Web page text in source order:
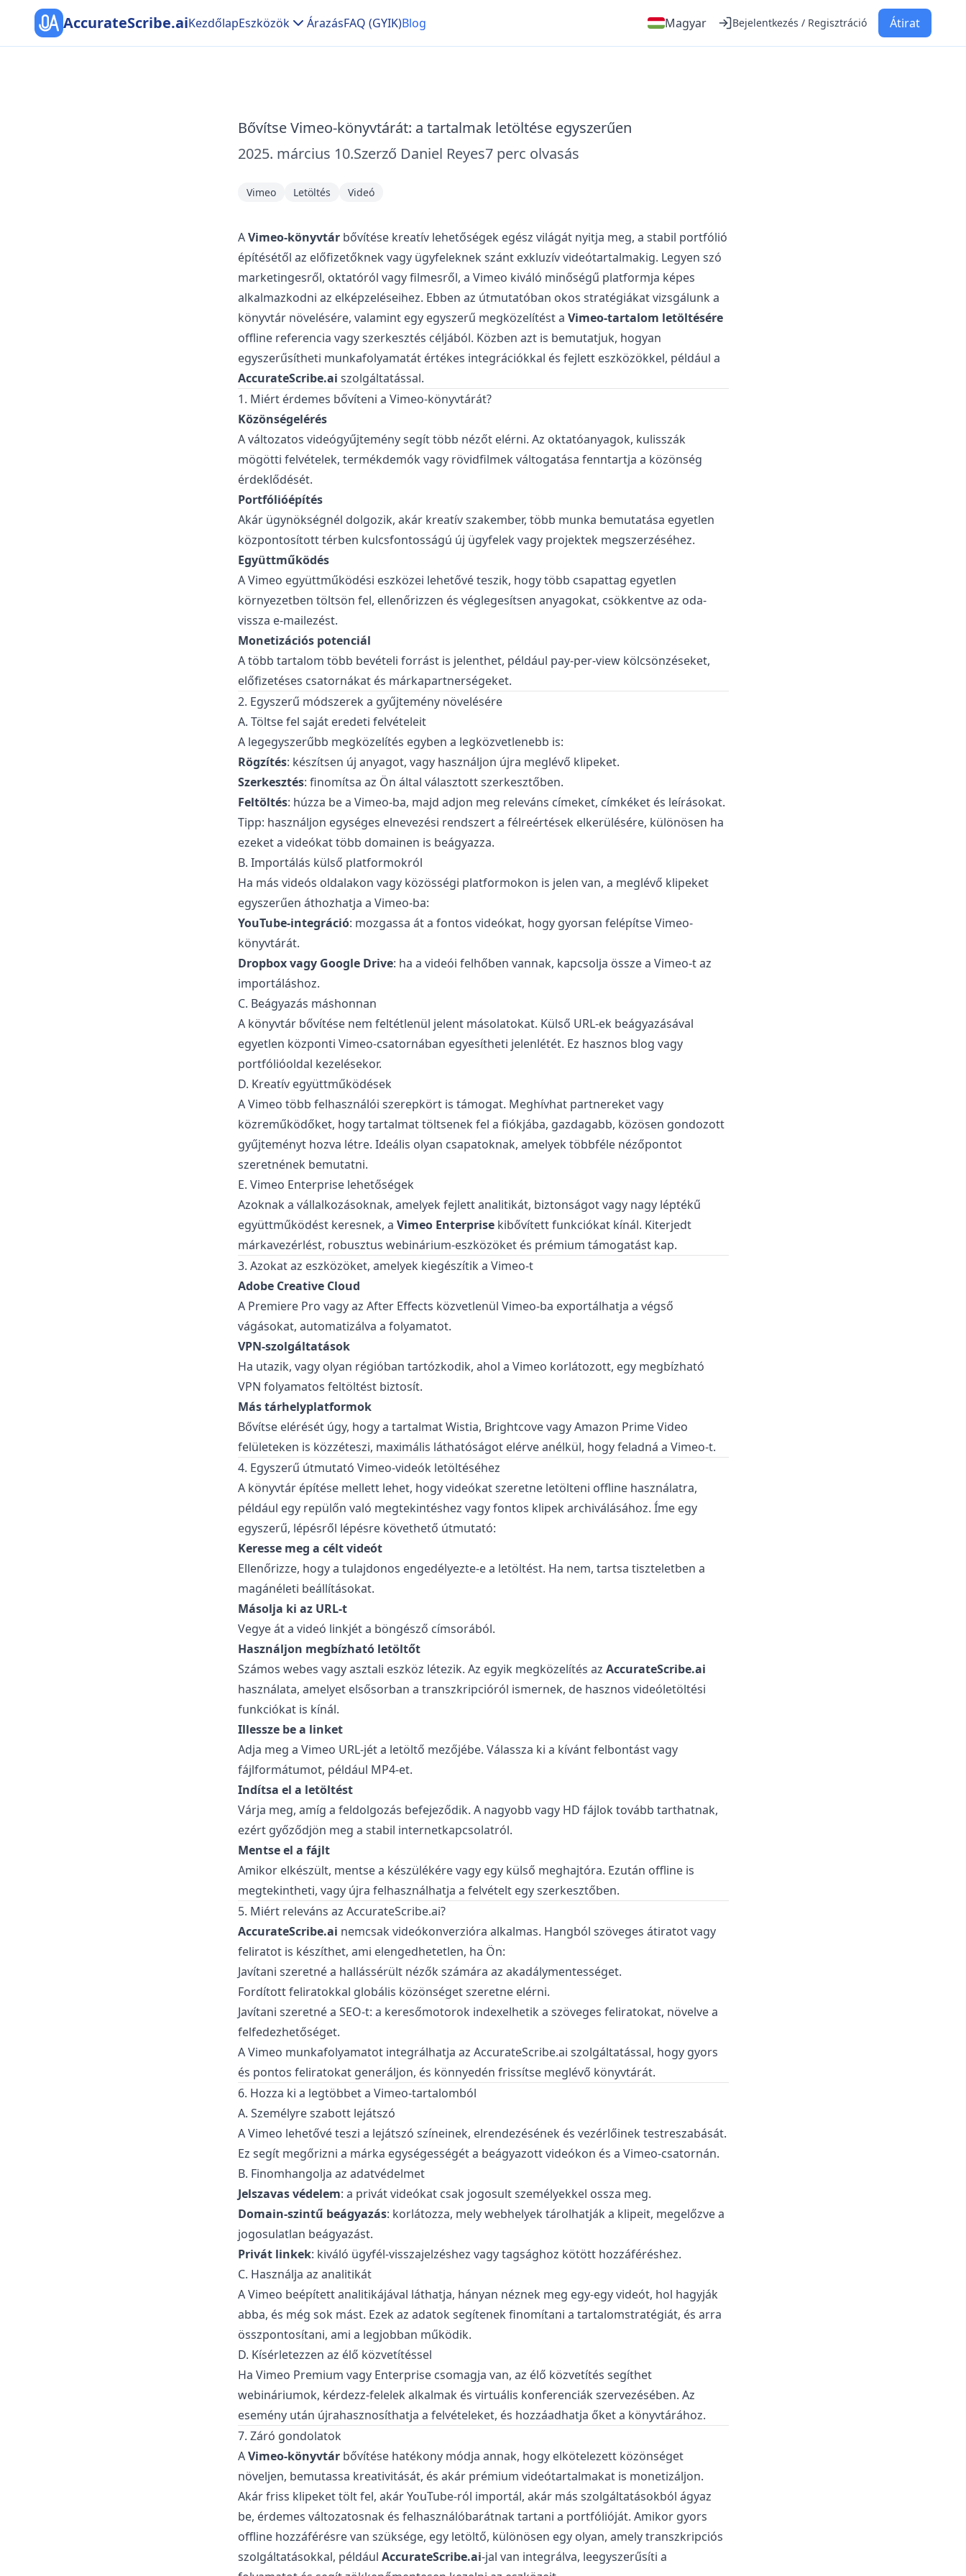
AccurateScribe.aiKezdőlapEszközök ÁrazásFAQ (GYIK)Blog Magyar Bejelentkezés / Regisztráció Átirat
Bővítse Vimeo-könyvtárát: a tartalmak letöltése egyszerűen
2025. március 10.Szerző Daniel Reyes7 perc olvasás
Vimeo Letöltés Videó
AVimeo-könyvtárbővítése kreatív lehetőségek egész világát nyitja meg, a stabil portfólió
építésétől az előfizetőknek vagy ügyfeleknek szánt exkluzív videótartalmakig. Legyen szó
marketingesről, oktatóról vagy filmesről, a Vimeo kiváló minőségű platformja képes
alkalmazkodni az elképzeléseihez. Ebben az útmutatóban okos stratégiákat vizsgálunk a
könyvtár növelésére, valamint egy egyszerű megközelítést a Vimeo-tartalom letöltésére
offline referencia vagy szerkesztés céljából. Közben azt is bemutatjuk, hogyan
egyszerűsítheti munkafolyamatát értékes integrációkkal és fejlett eszközökkel, például a
AccurateScribe.ai szolgáltatással.
1. Miért érdemes bővíteni a Vimeo-könyvtárát?
Közönségelérés
A változatos videógyűjtemény segít több nézőt elérni. Az oktatóanyagok, kulisszák
mögötti felvételek, termékdemók vagy rövidfilmek váltogatása fenntartja a közönség
érdeklődését.
Portfólióépítés
Akár ügynökségnél dolgozik, akár kreatív szakember, több munka bemutatása egyetlen
központosított térben kulcsfontosságú új ügyfelek vagy projektek megszerzéséhez.
Együttműködés
A Vimeo együttműködési eszközei lehetővé teszik, hogy több csapattag egyetlen
környezetben töltsön fel, ellenőrizzen és véglegesítsen anyagokat, csökkentve az oda-
vissza e-mailezést.
Monetizációs potenciál
A több tartalom több bevételi forrást is jelenthet, például pay-per-view kölcsönzéseket,
előfizetéses csatornákat és márkapartnerségeket.
2. Egyszerű módszerek a gyűjtemény növelésére
A. Töltse fel saját eredeti felvételeit
A legegyszerűbb megközelítés egyben a legközvetlenebb is:
Rögzítés: készítsen új anyagot, vagy használjon újra meglévő klipeket.
Szerkesztés: finomítsa az Ön által választott szerkesztőben.
Feltöltés: húzza be a Vimeo-ba, majd adjon meg releváns címeket, címkéket és leírásokat.
Tipp: használjon egységes elnevezési rendszert a félreértések elkerülésére, különösen ha
ezeket a videókat több domainen is beágyazza.
B. Importálás külső platformokról
Ha más videós oldalakon vagy közösségi platformokon is jelen van, a meglévő klipeket
egyszerűen áthozhatja a Vimeo-ba:
YouTube-integráció: mozgassa át a fontos videókat, hogy gyorsan felépítse Vimeo-
könyvtárát.
Dropbox vagy Google Drive: ha a videói felhőben vannak, kapcsolja össze a Vimeo-t az
importáláshoz.
C. Beágyazás máshonnan
A könyvtár bővítése nem feltétlenül jelent másolatokat. Külső URL-ek beágyazásával
egyetlen központi Vimeo-csatornában egyesítheti jelenlétét. Ez hasznos blog vagy
portfólióoldal kezelésekor.
D. Kreatív együttműködések
A Vimeo több felhasználói szerepkört is támogat. Meghívhat partnereket vagy
közreműködőket, hogy tartalmat töltsenek fel a fiókjába, gazdagabb, közösen gondozott
gyűjteményt hozva létre. Ideális olyan csapatoknak, amelyek többféle nézőpontot
szeretnének bemutatni.
E. Vimeo Enterprise lehetőségek
Azoknak a vállalkozásoknak, amelyek fejlett analitikát, biztonságot vagy nagy léptékű
együttműködést keresnek, a Vimeo Enterprisekibővített funkciókat kínál. Kiterjedt
márkavezérlést, robusztus webinárium-eszközöket és prémium támogatást kap.
3. Azokat az eszközöket, amelyek kiegészítik a Vimeo-t
Adobe Creative Cloud
A Premiere Pro vagy az After Effects közvetlenül Vimeo-ba exportálhatja a végső
vágásokat, automatizálva a folyamatot.
VPN-szolgáltatások
Ha utazik, vagy olyan régióban tartózkodik, ahol a Vimeo korlátozott, egy megbízható
VPN folyamatos feltöltést biztosít.
Más tárhelyplatformok
Bővítse elérését úgy, hogy a tartalmat Wistia, Brightcove vagy Amazon Prime Video
felületeken is közzéteszi, maximális láthatóságot elérve anélkül, hogy feladná a Vimeo-t.
4. Egyszerű útmutató Vimeo-videók letöltéséhez
A könyvtár építése mellett lehet, hogy videókat szeretne letölteni offline használatra,
például egy repülőn való megtekintéshez vagy fontos klipek archiválásához. Íme egy
egyszerű, lépésről lépésre követhető útmutató:
Keresse meg a célt videót
Ellenőrizze, hogy a tulajdonos engedélyezte-e a letöltést. Ha nem, tartsa tiszteletben a
magánéleti beállításokat.
Másolja ki az URL-t
Vegye át a videó linkjét a böngésző címsorából.
Használjon megbízható letöltőt
Számos webes vagy asztali eszköz létezik. Az egyik megközelítés az AccurateScribe.ai
használata, amelyet elsősorban a transzkripcióról ismernek, de hasznos videóletöltési
funkciókat is kínál.
Illessze be a linket
Adja meg a Vimeo URL-jét a letöltő mezőjébe. Válassza ki a kívánt felbontást vagy
fájlformátumot, például MP4-et.
Indítsa el a letöltést
Várja meg, amíg a feldolgozás befejeződik. A nagyobb vagy HD fájlok tovább tarthatnak,
ezért győződjön meg a stabil internetkapcsolatról.
Mentse el a fájlt
Amikor elkészült, mentse a készülékére vagy egy külső meghajtóra. Ezután offline is
megtekintheti, vagy újra felhasználhatja a felvételt egy szerkesztőben.
5. Miért releváns az AccurateScribe.ai?
AccurateScribe.ai nemcsak videókonverzióra alkalmas. Hangból szöveges átiratot vagy
feliratot is készíthet, ami elengedhetetlen, ha Ön:
Javítani szeretné a hallássérült nézők számára az akadálymentességet.
Fordított feliratokkal globális közönséget szeretne elérni.
Javítani szeretné a SEO-t: a keresőmotorok indexelhetik a szöveges feliratokat, növelve a
felfedezhetőséget.
A Vimeo munkafolyamatot integrálhatja az AccurateScribe.ai szolgáltatással, hogy gyors
és pontos feliratokat generáljon, és könnyedén frissítse meglévő könyvtárát.
6. Hozza ki a legtöbbet a Vimeo-tartalomból
A. Személyre szabott lejátszó
A Vimeo lehetővé teszi a lejátszó színeinek, elrendezésének és vezérlőinek testreszabását.
Ez segít megőrizni a márka egységességét a beágyazott videókon és a Vimeo-csatornán.
B. Finomhangolja az adatvédelmet
Jelszavas védelem: a privát videókat csak jogosult személyekkel ossza meg.
Domain-szintű beágyazás: korlátozza, mely webhelyek tárolhatják a klipeit, megelőzve a
jogosulatlan beágyazást.
Privát linkek: kiváló ügyfél-visszajelzéshez vagy tagsághoz kötött hozzáféréshez.
C. Használja az analitikát
A Vimeo beépített analitikájával láthatja, hányan néznek meg egy-egy videót, hol hagyják
abba, és még sok mást. Ezek az adatok segítenek finomítani a tartalomstratégiát, és arra
összpontosítani, ami a legjobban működik.
D. Kísérletezzen az élő közvetítéssel
Ha Vimeo Premium vagy Enterprise csomagja van, az élő közvetítés segíthet
webináriumok, kérdezz-felelek alkalmak és virtuális konferenciák szervezésében. Az
esemény után újrahasznosíthatja a felvételeket, és hozzáadhatja őket a könyvtárához.
7. Záró gondolatok
AVimeo-könyvtárbővítése hatékony módja annak, hogy elkötelezett közönséget
növeljen, bemutassa kreativitását, és akár prémium videótartalmakat is monetizáljon.
Akár friss klipeket tölt fel, akár YouTube-ról importál, akár más szolgáltatásokból ágyaz
be, érdemes változatosnak és felhasználóbarátnak tartani a portfólióját. Amikor gyors
offline hozzáférésre van szüksége, egy letöltő, különösen egy olyan, amely transzkripciós
szolgáltatásokkal, például AccurateScribe.ai-jal van integrálva, leegyszerűsíti a